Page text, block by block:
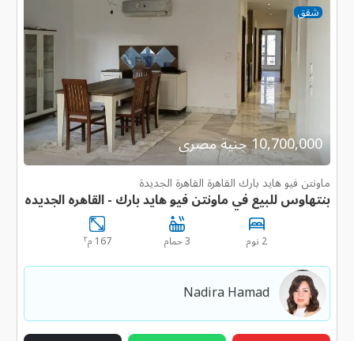
شقق
10,700,000 جنية مصرى
ماونتن فيو هايد بارك القاهرة القاهرة الجديدة
بنتهاوس للبيع في ماونتن فيو هايد بارك - القاهره الجديده
2 نوم 3 حمام 167 م ٢
Nadira Hamad